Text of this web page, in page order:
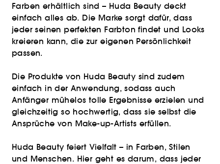
Farben erhältlich sind – Huda Beauty deckt
einfach alles ab. Die Marke sorgt dafür, dass
jeder seinen perfekten Farbton findet und Looks
kreieren kann, die zur eigenen Persönlichkeit
passen.
Die Produkte von Huda Beauty sind zudem
einfach in der Anwendung, sodass auch
Anfänger mühelos tolle Ergebnisse erzielen und
gleichzeitig so hochwertig, dass sie selbst die
Ansprüche von Make-up-Artists erfüllen.
Huda Beauty feiert Vielfalt – in Farben, Stilen
und Menschen. Hier geht es darum, dass jeder